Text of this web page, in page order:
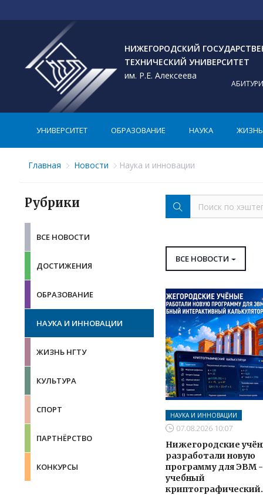
НИЖЕГОРОДСКИЙ
ТЕХНИЧЕСКИЙ УНИВЕРСИТЕТ
им. Р.Е. Алексеева
УНИВЕРСИТЕТ ОБРАЗОВАНИЕ НАУКА ЖИЗНЬ
Главная Новости Наука и инновации
Рубрики
ВСЕ НОВОСТИ
ДОСТИЖЕНИЯ
ОБРАЗОВАНИЕ
НАУКА И ИННОВАЦИИ
ЖИЗНЬ НГТУ
КУЛЬТУРА
СПОРТ
ПАРТНЁРСТВО
КОНКУРСЫ
ВСЕ НОВОСТИ
НАУКА И ИННОВАЦИИ
07.08.2026 10:07
Нижегородские
разработали новую
программу для ЭВМ -
учебный